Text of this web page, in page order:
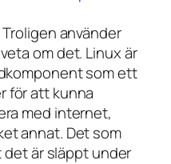
använder
om det. Linux är
som ett
för att kunna
med internet,
annat. Det som
är släppt under